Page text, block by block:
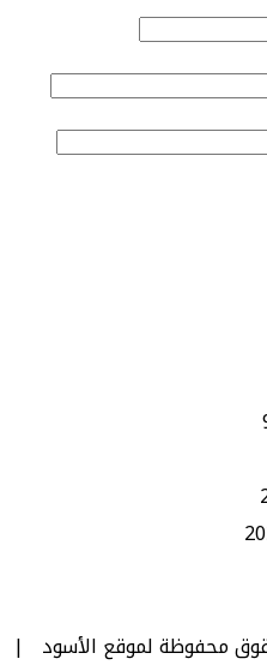
جميع الحقوق محفوظة لموقع الأسود |